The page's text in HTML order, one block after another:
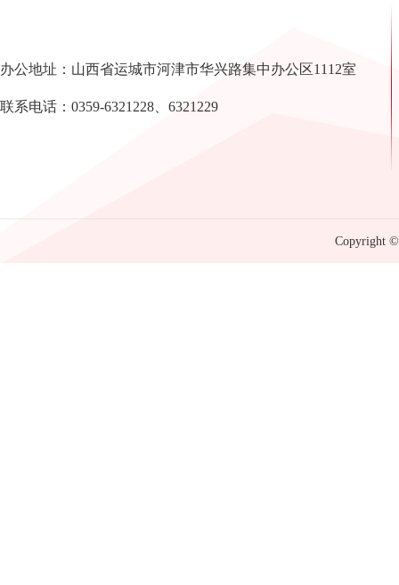
办公地址：山西省运城市河津市华兴路集中办公区1112室
联系电话：0359-6321228、6321229
Copyright